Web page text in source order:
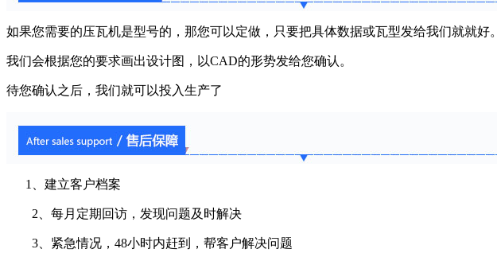
如果您需要的压瓦机是型号的，那您可以定做，只要把具体数据或瓦型发给我们就就好。
我们会根据您的要求画出设计图，以CAD的形势发给您确认。
待您确认之后，我们就可以投入生产了
1、建立客户档案
2、每月定期回访，发现问题及时解决
3、紧急情况，48小时内赶到，帮客户解决问题